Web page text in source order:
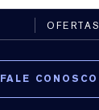
OFERTAS
FALE CONOSCO